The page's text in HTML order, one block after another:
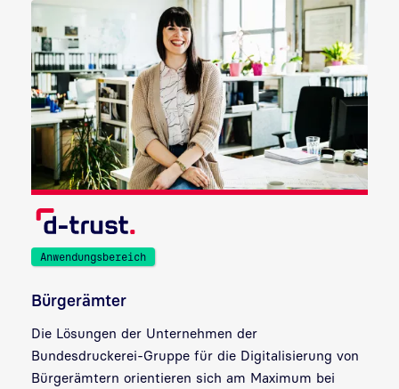
Anwendungsbereich
Bürgerämter
Die Lösungen der Unternehmen der
Bundesdruckerei-Gruppe für die Digitalisierung von
Bürgerämtern orientieren sich am Maximum bei